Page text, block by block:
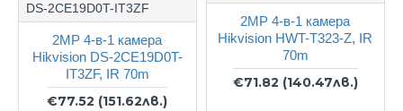
DS-2CE19D0T-IT3ZF
2MP 4-в-1 камера
Hikvision DS-2CE19D0T-
IT3ZF, IR 70m
€77.52 (151.62лв.)
2MP 4-в-1 камера
Hikvision HWT-T323-Z, IR
70m
€71.82 (140.47лв.)